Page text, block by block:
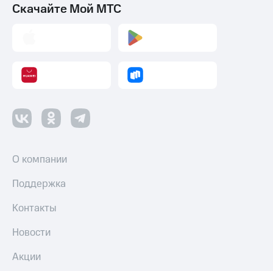
Скачайте Мой МТС
О компании
Поддержка
Контакты
Новости
Акции